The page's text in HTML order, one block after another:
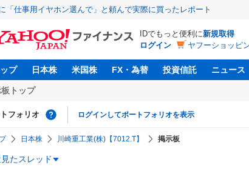
「仕事用イヤホン選んで」と頼んで実際に買ったレポート
IDでもっと便利に新規取得
ログイン
ヤフーショッピ
ップ 日本株 米国株 FX・為替 投資信託 ニュース
トップ
フォリオ ログインしてポートフォリオを表示
日本株 川崎重工業(株)【7012.T】 掲示板
たスレッド